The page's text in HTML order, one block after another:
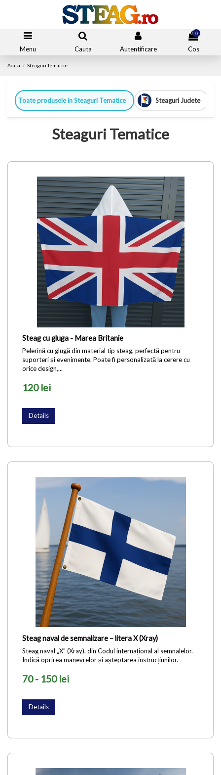
Menu Cauta Autentificare
0
Cos
Acasa Steaguri Tematice
Toate produsele in Steaguri Tematice Steaguri Judete
Steaguri Tematice
Steag cu gluga - Marea Britanie
Pelerină cu glugă din material tip steag, perfectă pentru
suporteri și evenimente. Poate fi personalizată la cerere cu
orice design,...
120 lei
Details
Steag naval de semnalizare – litera X (Xray)
Steag naval „X” (Xray), din Codul internațional al semnalelor.
Indică oprirea manevrelor și așteptarea instrucțiunilor.
70 - 150 lei
Details